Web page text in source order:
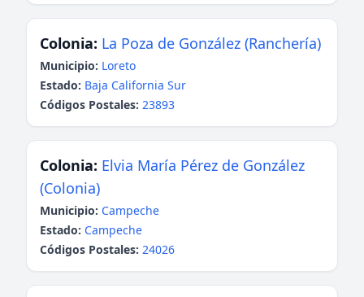
Colonia: La Poza de González (Ranchería)
Municipio: Loreto
Estado: Baja California Sur
Códigos Postales: 23893
Colonia: Elvia María Pérez de González
(Colonia)
Municipio: Campeche
Estado: Campeche
Códigos Postales: 24026